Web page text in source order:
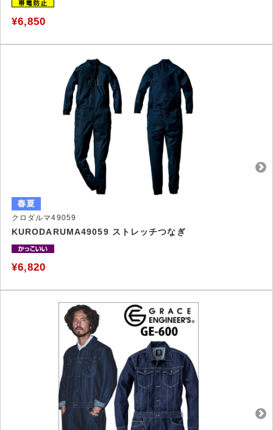
¥6,850
クロダルマ49059
KURODARUMA49059 ストレッチつなぎ
¥6,820